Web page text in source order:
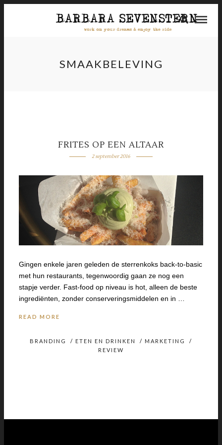
SMAAKBELEVING
FRITES OP EEN ALTAAR
2 september 2016
Gingen enkele jaren geleden de sterrenkoks back-to-basic
met hun restaurants, tegenwoordig gaan ze nog een
stapje verder. Fast-food op niveau is hot, alleen de beste
ingrediënten, zonder conserveringsmiddelen en in …
READ MORE
BRANDING / ETEN EN DRINKEN / MARKETING
/
REVIEW